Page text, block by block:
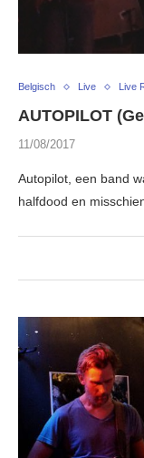
Belgisch Live Live
AUTOPILOT
11/08/2017
Autopilot, een band
halfdood en